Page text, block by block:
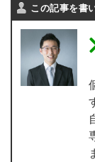
この記事を書